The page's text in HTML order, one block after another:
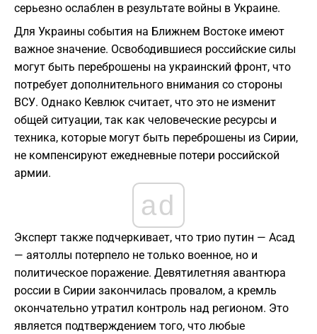
серьезно ослаблен в результате войны в Украине.
Для Украины события на Ближнем Востоке имеют
важное значение. Освободившиеся российские силы
могут быть переброшены на украинский фронт, что
потребует дополнительного внимания со стороны
ВСУ. Однако Кевлюк считает, что это не изменит
общей ситуации, так как человеческие ресурсы и
техника, которые могут быть переброшены из Сирии,
не компенсируют ежедневные потери российской
армии.
ad
Эксперт также подчеркивает, что трио путин — Асад
— аятоллы потерпело не только военное, но и
политическое поражение. Девятилетняя авантюра
россии в Сирии закончилась провалом, а кремль
окончательно утратил контроль над регионом. Это
является подтверждением того, что любые